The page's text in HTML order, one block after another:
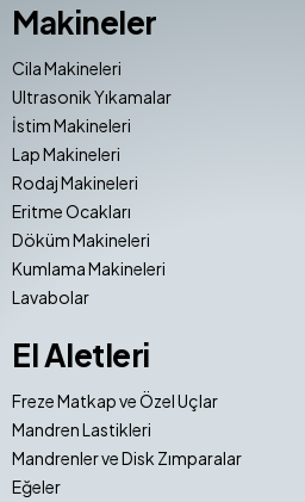
Makineler
Cila Makineleri
Ultrasonik Yıkamalar
İstim Makineleri
Lap Makineleri
Rodaj Makineleri
Eritme Ocakları
Döküm Makineleri
Kumlama Makineleri
Lavabolar
El Aletleri
Freze Matkap ve Özel Uçlar
Mandren Lastikleri
Mandrenler ve Disk Zımparalar
Eğeler